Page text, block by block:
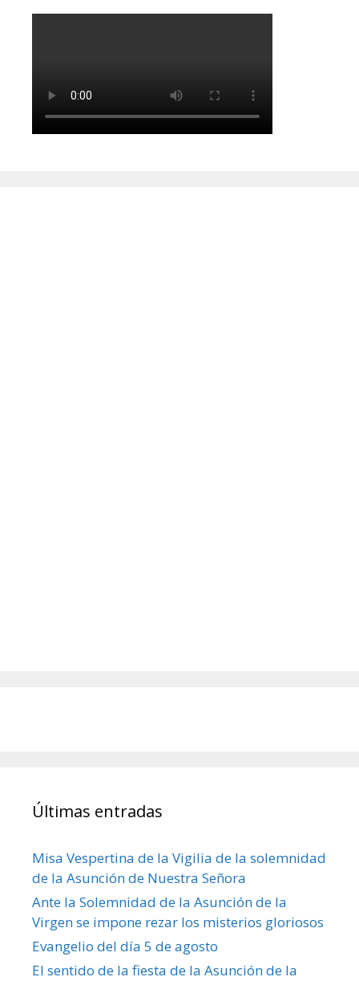
Últimas entradas
Misa Vespertina de la Vigilia de la solemnidad
de la Asunción de Nuestra Señora
Ante la Solemnidad de la Asunción de la
Virgen se impone rezar los misterios gloriosos
Evangelio del día 5 de agosto
El sentido de la fiesta de la Asunción de la